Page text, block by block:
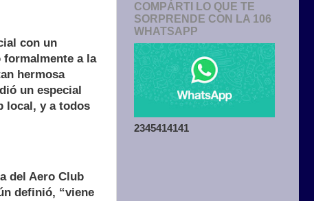
con un
a la
hermosa
un especial
local, y a todos
del Aero Club
definió, “viene
COMPÁRTI LO QUE TE
SORPRENDE CON LA 106
WHATSAPP
2345414141